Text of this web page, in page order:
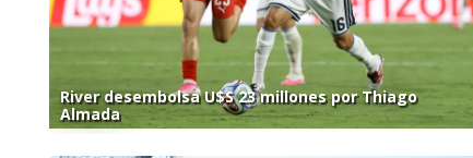
River desembolsa U$S 23 millones por Thiago
Almada